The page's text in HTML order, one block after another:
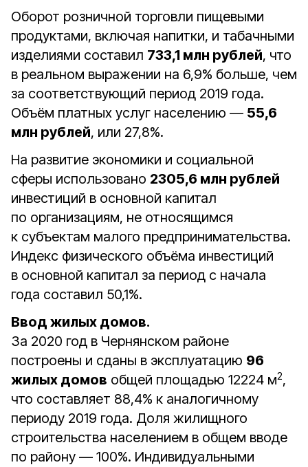
Оборот розничной торговли пищевыми
продуктами, включая напитки, и табачными
изделиями составил 733,1 млн рублей, что
в реальном выражении на 6,9% больше, чем
за соответствующий период 2019 года.
Объём платных услуг населению — 55,6
млн рублей, или 27,8%.
На развитие экономики и социальной
сферы использовано 2305,6 млн рублей
инвестиций в основной капитал
по организациям, не относящимся
к субъектам малого предпринимательства.
Индекс физического объёма инвестиций
в основной капитал за период с начала
года составил 50,1%.
Ввод жилых домов.
За 2020 год в Чернянском районе
построены и сданы в эксплуатацию 96
жилых домов общей площадью 12224 м2,
что составляет 88,4% к аналогичному
периоду 2019 года. Доля жилищного
строительства населением в общем вводе
по району — 100%. Индивидуальными